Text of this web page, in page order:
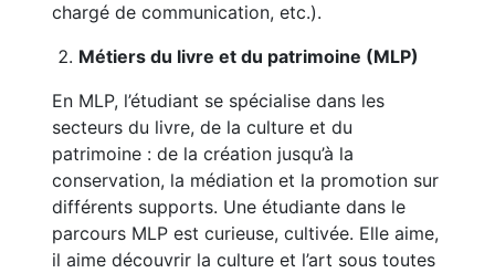
chargé de communication, etc.).
Métiers du livre et du patrimoine (MLP)
En MLP, l’étudiant se spécialise dans les
secteurs du livre, de la culture et du
patrimoine : de la création jusqu’à la
conservation, la médiation et la promotion sur
différents supports. Une étudiante dans le
parcours MLP est curieuse, cultivée. Elle aime,
il aime découvrir la culture et l’art sous toutes